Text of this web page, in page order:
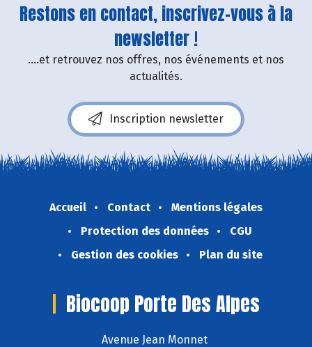
Restons en contact, inscrivez-vous à la
newsletter !
....et retrouvez nos offres, nos événements et nos
actualités.
Inscription newsletter
Accueil Contact
Mentions légales
Protection des données
CGU
Gestion des cookies
Plan du site
Biocoop Porte Des Alpes
Avenue Jean Monnet